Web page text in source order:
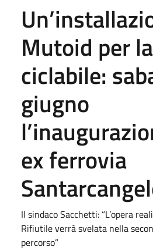
Mutoid per
ciclabile:
giugno
ex ferrovia
Il sindaco Sacchetti: “L’opera
Rifiutile verrà svelata nella
percorso”